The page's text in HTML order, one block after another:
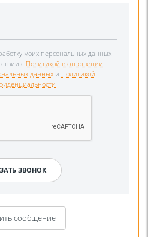
моих персональных данных
с Политикой в отношении
данных и Политикой
сообщение